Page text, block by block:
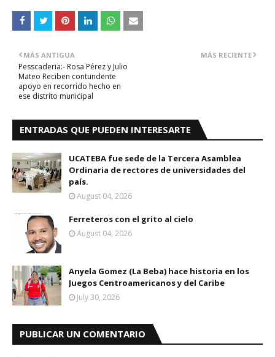
MÁS RECIENTE
MÁS ANTIGUA
Pesscaderia:- Rosa Pérez y Julio
Mateo Reciben contundente
apoyo en recorrido hecho en
ese distrito municipal
ENTRADAS QUE PUEDEN INTERESARTE
UCATEBA fue sede de la Tercera Asamblea
Ordinaria de rectores de universidades del
país.
August 04, 2026
Ferreteros con el grito al cielo
August 04, 2026
Anyela Gomez (La Beba) hace historia en los
Juegos Centroamericanos y del Caribe
July 30, 2026
PUBLICAR UN COMENTARIO